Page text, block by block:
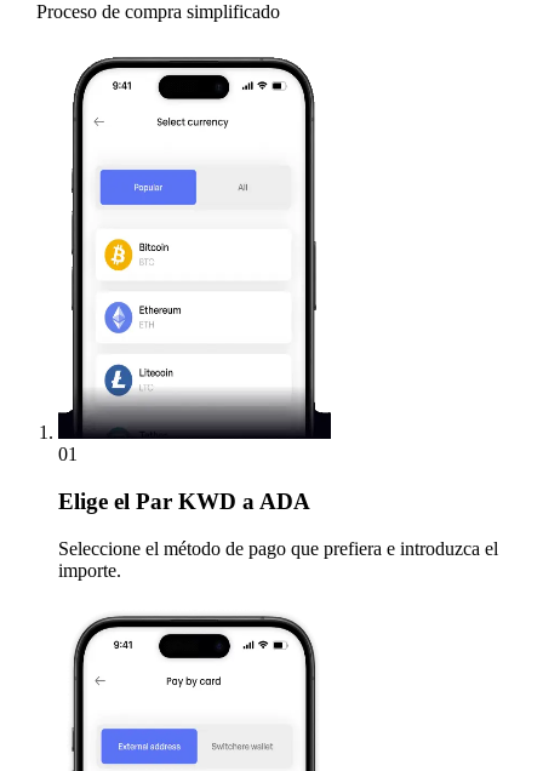
Proceso de compra simplificado
01
Elige el Par KWD a ADA
Seleccione el método de pago que prefiera e introduzca el
importe.